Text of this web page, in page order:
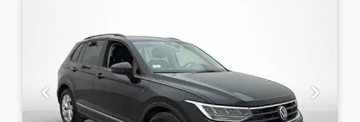
Utrustning/Tillbehör:
Elegance,4Motion / Fyrhjulsdrift,Fjärrstyrd
dieselvärmare,Active Info Display / Cockpit,Dragkrok -
infällbar,Backkamera,Parkeringssensorer
fram/bak,Döda-vinkeln varnare,Rattvärme,Apple